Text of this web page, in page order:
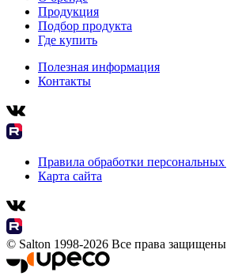
Продукция
Подбор продукта
Где купить
Полезная информация
Контакты
Правила обработки
Карта сайта
© Salton 1998-2026 Все права защищены